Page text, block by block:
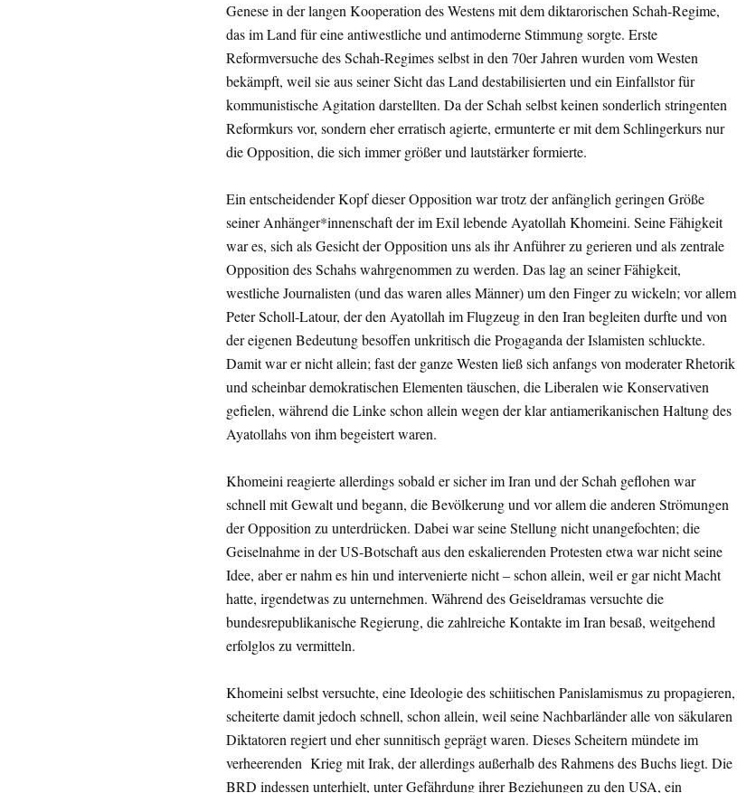
Genese in der langen Kooperation des Westens mit dem diktarorischen Schah-Regime,
das im Land für eine antiwestliche und antimoderne Stimmung sorgte. Erste
Reformversuche des Schah-Regimes selbst in den 70er Jahren wurden vom Westen
bekämpft, weil sie aus seiner Sicht das Land destabilisierten und ein Einfallstor für
kommunistische Agitation darstellten. Da der Schah selbst keinen sonderlich stringenten
Reformkurs vor, sondern eher erratisch agierte, ermunterte er mit dem Schlingerkurs nur
die Opposition, die sich immer größer und lautstärker formierte.
Ein entscheidender Kopf dieser Opposition war trotz der anfänglich geringen Größe
seiner Anhänger*innenschaft der im Exil lebende Ayatollah Khomeini. Seine Fähigkeit
war es, sich als Gesicht der Opposition uns als ihr Anführer zu gerieren und als zentrale
Opposition des Schahs wahrgenommen zu werden. Das lag an seiner Fähigkeit,
westliche Journalisten (und das waren alles Männer) um den Finger zu wickeln; vor allem
Peter Scholl-Latour, der den Ayatollah im Flugzeug in den Iran begleiten durfte und von
der eigenen Bedeutung besoffen unkritisch die Progaganda der Islamisten schluckte.
Damit war er nicht allein; fast der ganze Westen ließ sich anfangs von moderater Rhetorik
und scheinbar demokratischen Elementen täuschen, die Liberalen wie Konservativen
gefielen, während die Linke schon allein wegen der klar antiamerikanischen Haltung des
Ayatollahs von ihm begeistert waren.
Khomeini reagierte allerdings sobald er sicher im Iran und der Schah geflohen war
schnell mit Gewalt und begann, die Bevölkerung und vor allem die anderen Strömungen
der Opposition zu unterdrücken. Dabei war seine Stellung nicht unangefochten; die
Geiselnahme in der US-Botschaft aus den eskalierenden Protesten etwa war nicht seine
Idee, aber er nahm es hin und intervenierte nicht – schon allein, weil er gar nicht Macht
hatte, irgendetwas zu unternehmen. Während des Geiseldramas versuchte die
bundesrepublikanische Regierung, die zahlreiche Kontakte im Iran besaß, weitgehend
erfolglos zu vermitteln.
Khomeini selbst versuchte, eine Ideologie des schiitischen Panislamismus zu propagieren,
scheiterte damit jedoch schnell, schon allein, weil seine Nachbarländer alle von säkularen
Diktatoren regiert und eher sunnitisch geprägt waren. Dieses Scheitern mündete im
verheerenden Krieg mit Irak, der allerdings außerhalb des Rahmens des Buchs liegt. Die
BRD indessen unterhielt, unter Gefährdung ihrer Beziehungen zu den USA, ein